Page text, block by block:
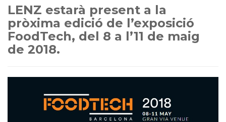
LENZ estarà present a la
pròxima edició de l’exposició
FoodTech, del 8 a l’11 de maig
de 2018.